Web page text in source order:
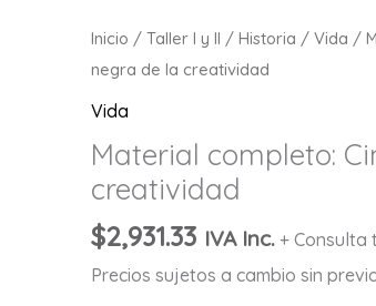
Inicio /Taller I y II /Historia /Vida /
negra de la creatividad
Vida
Material completo:
creatividad
$2,931.33 IVA Inc. + Consulta
Precios sujetos a cambio sin
Material
completo:
Cinta
de
la
creatividad
cantidad